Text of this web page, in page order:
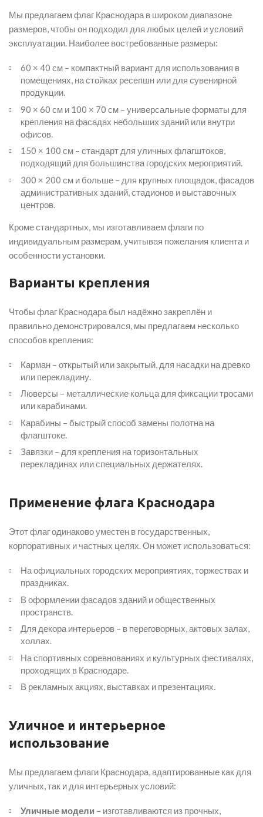
Мы предлагаем флаг Краснодара в широком диапазоне
размеров, чтобы он подходил для любых целей и условий
эксплуатации. Наиболее востребованные размеры:
60 × 40 см – компактный вариант для использования в
помещениях, на стойках ресепшн или для сувенирной
продукции.
90 × 60 см и 100 × 70 см – универсальные форматы для
крепления на фасадах небольших зданий или внутри
офисов.
150 × 100 см – стандарт для уличных флагштоков,
подходящий для большинства городских мероприятий.
300 × 200 см и больше – для крупных площадок, фасадов
административных зданий, стадионов и выставочных
центров.
Кроме стандартных, мы изготавливаем флаги по
индивидуальным размерам, учитывая пожелания клиента и
особенности установки.
Варианты крепления
Чтобы флаг Краснодара был надёжно закреплён и
правильно демонстрировался, мы предлагаем несколько
способов крепления:
Карман – открытый или закрытый, для насадки на древко
или перекладину.
Люверсы – металлические кольца для фиксации тросами
или карабинами.
Карабины – быстрый способ замены полотна на
флагштоке.
Завязки – для крепления на горизонтальных
перекладинах или специальных держателях.
Применение флага Краснодара
Этот флаг одинаково уместен в государственных,
корпоративных и частных целях. Он может использоваться:
На официальных городских мероприятиях, торжествах и
праздниках.
В оформлении фасадов зданий и общественных
пространств.
Для декора интерьеров – в переговорных, актовых залах,
холлах.
На спортивных соревнованиях и культурных фестивалях,
проходящих в Краснодаре.
В рекламных акциях, выставках и презентациях.
Уличное и интерьерное
использование
Мы предлагаем флаги Краснодара, адаптированные как для
уличных, так и для интерьерных условий:
Уличные модели – изготавливаются из прочных,